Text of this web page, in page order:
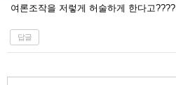
여론조작을 저렇게 허술하게 한다고????
답글